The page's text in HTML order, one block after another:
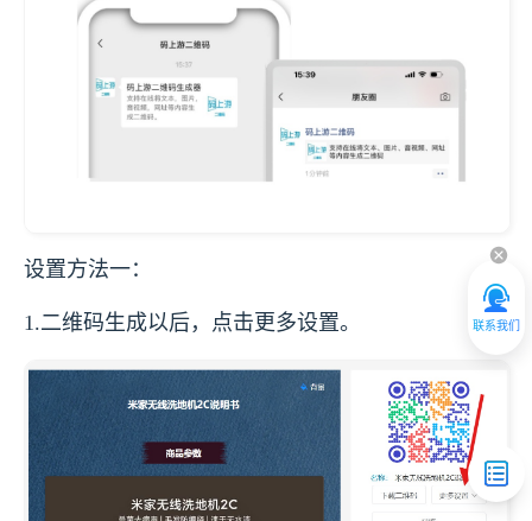
联系我们
设置方法一：
1.二维码生成以后，点击更多设置。